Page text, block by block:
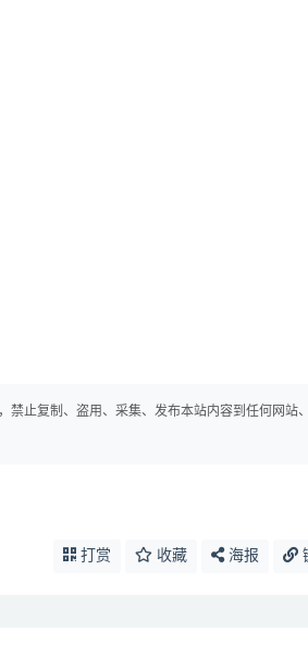
止复制、盗用、采集、发布本站内容到任何网站、
打赏 收藏 海报